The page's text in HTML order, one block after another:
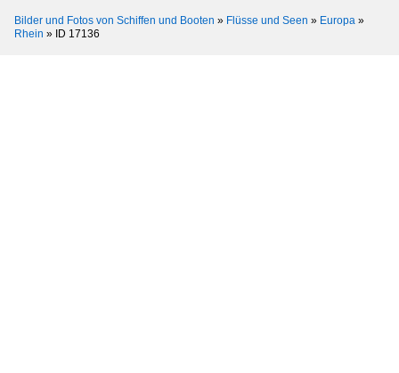
Bilder und Fotos von Schiffen und Booten » Flüsse und Seen » Europa »
Rhein » ID 17136